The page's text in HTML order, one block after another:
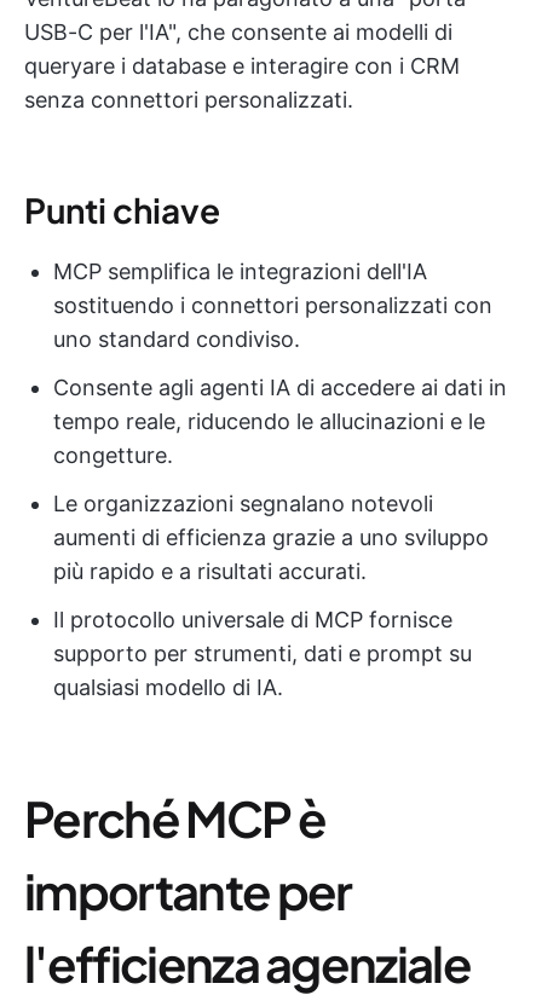
USB-C per l'IA", che consente ai modelli di
queryare i database e interagire con i CRM
senza connettori personalizzati.
Punti chiave
MCP semplifica le integrazioni dell'IA
sostituendo i connettori personalizzati con
uno standard condiviso.
Consente agli agenti IA di accedere ai dati in
tempo reale, riducendo le allucinazioni e le
congetture.
Le organizzazioni segnalano notevoli
aumenti di efficienza grazie a uno sviluppo
più rapido e a risultati accurati.
Il protocollo universale di MCP fornisce
supporto per strumenti, dati e prompt su
qualsiasi modello di IA.
Perché MCP è
importante per
l'efficienza agenziale